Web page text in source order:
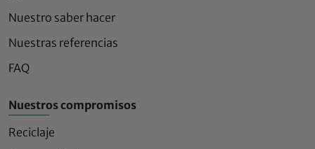
Nuestro saber hacer
Nuestras referencias
FAQ
Nuestros compromisos
Reciclaje